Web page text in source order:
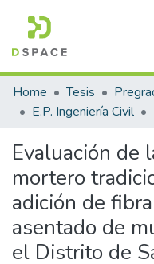
Communities &
All of DSpace
Home Tesis
E.P. Ingeniería Civil
Evaluación de
mortero
adición de
asentado de
el Distrito de